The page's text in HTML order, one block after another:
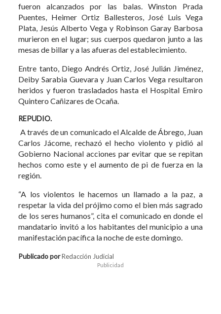
fueron alcanzados por las balas. Winston Prada
Puentes, Heimer Ortiz Ballesteros, José Luis Vega
Plata, Jesús Alberto Vega y Robinson Garay Barbosa
murieron en el lugar; sus cuerpos quedaron junto a las
mesas de billar y a las afueras del establecimiento.
Entre tanto, Diego Andrés Ortiz, José Julián Jiménez,
Deiby Sarabia Guevara y Juan Carlos Vega resultaron
heridos y fueron trasladados hasta el Hospital Emiro
Quintero Cañizares de Ocaña.
REPUDIO.
A través de un comunicado el Alcalde de Ábrego, Juan
Carlos Jácome, rechazó el hecho violento y pidió al
Gobierno Nacional acciones par evitar que se repitan
hechos como este y el aumento de pi de fuerza en la
región.
“A los violentos le hacemos un llamado a la paz, a
respetar la vida del prójimo como el bien más sagrado
de los seres humanos”, cita el comunicado en donde el
mandatario invitó a los habitantes del municipio a una
manifestación pacífica la noche de este domingo.
Publicado porRedacción Judicial
Publicidad